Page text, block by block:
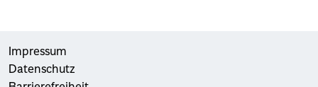
Impressum
Datenschutz